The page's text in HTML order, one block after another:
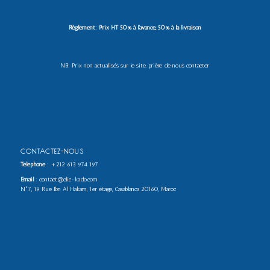
Règlement: Prix HT 50% à l’avance, 50% à la livraison
NB: Prix non actualisés sur le site. prière de nous contacter
CONTACTEZ-NOUS
Téléphone: +212 613 974 197
Email: contact@clic-kado.com
N°7, 19 Rue Ibn Al Hakam, 1er étage, Casablanca 20160, Maroc